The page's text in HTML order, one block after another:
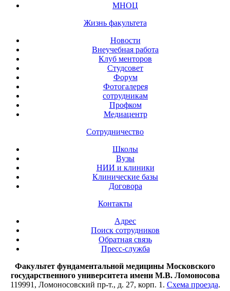
МНОЦ
Жизнь факультета
Новости
Внеучебная работа
Клуб менторов
Студсовет
Форум
Фотогалерея
сотрудникам
Профком
Медиацентр
Сотрудничество
Школы
Вузы
НИИ и клиники
Клинические базы
Договора
Контакты
Адрес
Поиск сотрудников
Обратная связь
Пресс-служба
Факультет фундаментальной медицины Московского
государственного университета имени М.В. Ломоносова
119991, Ломоносовский пр-т., д. 27, корп. 1. Схема проезда.